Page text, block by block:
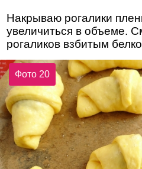
Накрываю рогалики
увеличиться в объеме.
рогаликов взбитым
Фото 20